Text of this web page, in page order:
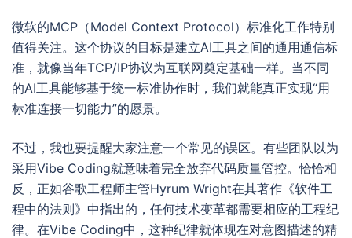
微软的MCP（Model Context Protocol）标准化工作特别
值得关注。这个协议的目标是建立AI工具之间的通用通信标
准，就像当年TCP/IP协议为互联网奠定基础一样。当不同
的AI工具能够基于统一标准协作时，我们就能真正实现“用
标准连接一切能力”的愿景。
不过，我也要提醒大家注意一个常见的误区。有些团队以为
采用Vibe Coding就意味着完全放弃代码质量管控。恰恰相
反，正如谷歌工程师主管Hyrum Wright在其著作《软件工
程中的法则》中指出的，任何技术变革都需要相应的工程纪
律。在Vibe Coding中，这种纪律就体现在对意图描述的精